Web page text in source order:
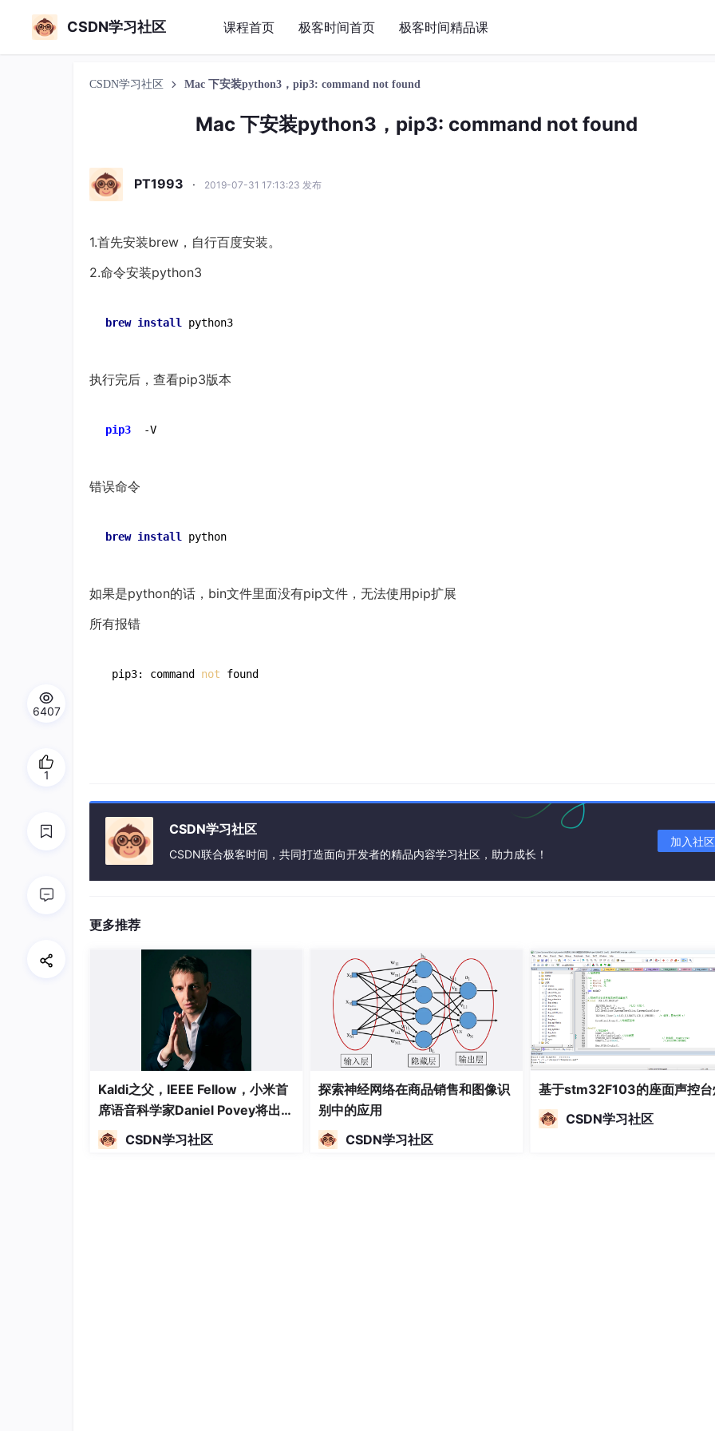
CSDN学习社区 课程首页 极客时间首页 极客时间精品课
CSDN学习社区 Mac 下安装python3，pip3: command not found
Mac 下安装python3，pip3: command not found
PT1993 · 2019-07-31 17:13:23 发布
1.首先安装brew，自行百度安装。
2.命令安装python3
brew install python3
执行完后，查看pip3版本
pip3 -V
错误命令
brew install python
如果是python的话，bin文件里面没有pip文件，无法使用pip扩展
所有报错
pip3: command not found
CSDN学习社区
CSDN联合极客时间，共同打造面向开发者的精品内容学习社区，助力成长！
加入社区
更多推荐
Kaldi之父，IEEE Fellow，小米首
席语音科学家Daniel Povey将出席
2024全球机器学习技术大会并发
表演讲！
CSDN学习社区
探索神经网络在商品销售和图像识
别中的应用
CSDN学习社区
基于stm32F103的座面声控台
CSDN学习社区
6407
1